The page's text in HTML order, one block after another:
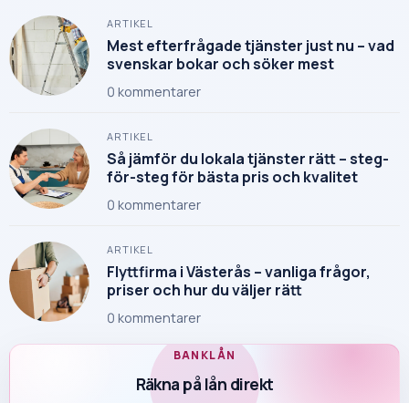
BANKLÅN
Räkna på lån direkt
ARTIKEL
Mest efterfrågade tjänster just nu – vad
svenskar bokar och söker mest
0 kommentarer
ARTIKEL
Så jämför du lokala tjänster rätt – steg-
för-steg för bästa pris och kvalitet
0 kommentarer
ARTIKEL
Flyttfirma i Västerås – vanliga frågor,
priser och hur du väljer rätt
0 kommentarer